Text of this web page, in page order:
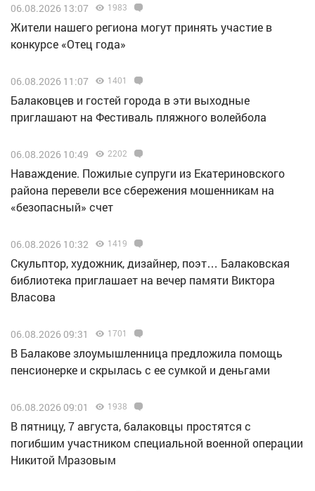
06.08.2026 13:07 1983
Жители нашего региона могут принять участие в
конкурсе «Отец года»
06.08.2026 11:07 1401
Балаковцев и гостей города в эти выходные
приглашают на Фестиваль пляжного волейбола
06.08.2026 10:49 2202
Наваждение. Пожилые супруги из Екатериновского
района перевели все сбережения мошенникам на
«безопасный» счет
06.08.2026 10:32 1419
Скульптор, художник, дизайнер, поэт… Балаковская
библиотека приглашает на вечер памяти Виктора
Власова
06.08.2026 09:31 1701
В Балакове злоумышленница предложила помощь
пенсионерке и скрылась с ее сумкой и деньгами
06.08.2026 09:01 1938
В пятницу, 7 августа, балаковцы простятся с
погибшим участником специальной военной операции
Никитой Мразовым